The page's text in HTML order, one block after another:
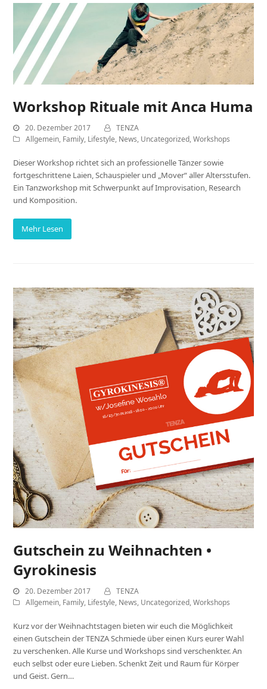
Workshop Rituale mit Anca Huma
20. Dezember 2017
TENZA
Allgemein, Family, Lifestyle, News, Uncategorized,Workshops
Dieser Workshop richtet sich an professionelle Tänzer sowie
fortgeschrittene Laien, Schauspieler und „Mover“ aller Altersstufen.
Ein Tanzworkshop mit Schwerpunkt auf Improvisation, Research
und Komposition.
Mehr Lesen
Gutschein zu Weihnachten •
Gyrokinesis
20. Dezember 2017
TENZA
Allgemein, Family, Lifestyle, News, Uncategorized,Workshops
Kurz vor der Weihnachtstagen bieten wir euch die Möglichkeit
einen Gutschein der TENZA Schmiede über einen Kurs eurer Wahl
zu verschenken. Alle Kurse und Workshops sind verschenkter. An
euch selbst oder eure Lieben. Schenkt Zeit und Raum für Körper
und Geist. Gern…